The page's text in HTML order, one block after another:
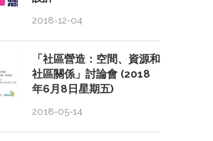
2018-12-04
「社區營造：空間、資源和
社區關係」討論會 (2018
年6月8日星期五)
2018-05-14